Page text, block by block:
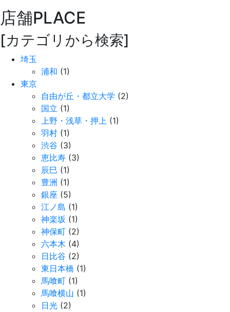
店舗PLACE
[カテゴリから検索]
埼玉
浦和 (1)
東京
自由が丘・都立大学 (2)
国立 (1)
上野・浅草・押上 (1)
羽村 (1)
渋谷 (3)
恵比寿 (3)
辰巳 (1)
豊洲 (1)
銀座 (5)
江ノ島 (1)
神楽坂 (1)
神保町 (2)
六本木 (4)
日比谷 (2)
東日本橋 (1)
馬喰町 (1)
馬喰横山 (1)
日光 (2)